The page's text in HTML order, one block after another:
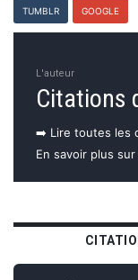
TUMBLR GOOGLE
L'auteur
Citations
➡️ Lire toutes les
En savoir plus sur